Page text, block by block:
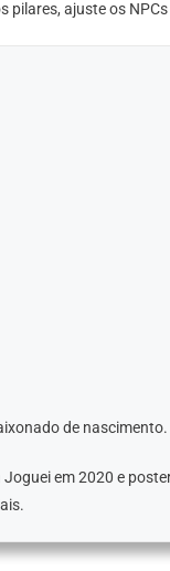
pilares, ajuste os
de
em 2020 e